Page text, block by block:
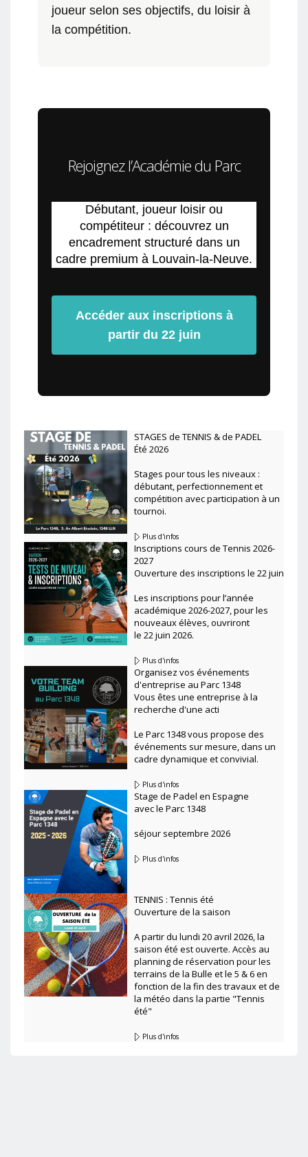
joueur selon ses objectifs, du loisir à
la compétition.
Rejoignez l’Académie du Parc
Débutant, joueur loisir ou
compétiteur : découvrez un
encadrement structuré dans un
cadre premium à Louvain-la-Neuve.
Accéder aux inscriptions à
partir du 22 juin
STAGES de TENNIS & de PADEL
Été 2026
Stages pour tous les niveaux :
débutant, perfectionnement et
compétition avec participation à un
tournoi.
Plus d'infos
Inscriptions cours de Tennis 2026-
2027
Ouverture des inscriptions le 22 juin
Les inscriptions pour l’année
académique 2026-2027, pour les
nouveaux élèves, ouvriront
le 22 juin 2026.
Plus d'infos
Organisez vos événements
d'entreprise au Parc 1348
Vous êtes une entreprise à la
recherche d'une acti
Le Parc 1348 vous propose des
événements sur mesure, dans un
cadre dynamique et convivial.
Plus d'infos
Stage de Padel en Espagne
avec le Parc 1348
séjour septembre 2026
Plus d'infos
TENNIS : Tennis été
Ouverture de la saison
A partir du lundi 20 avril 2026, la
saison été est ouverte. Accès au
planning de réservation pour les
terrains de la Bulle et le 5 & 6 en
fonction de la fin des travaux et de
la météo dans la partie "Tennis
été"
Plus d'infos